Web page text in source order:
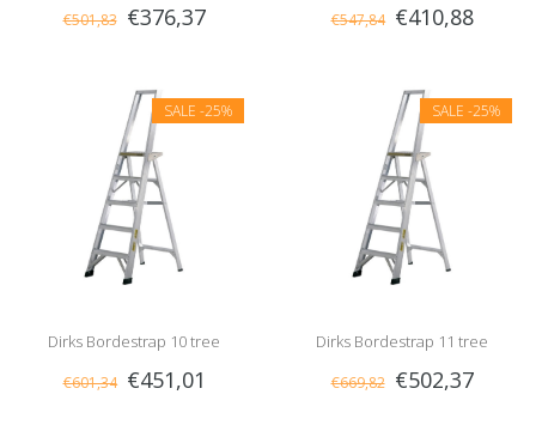
€501,83 €376,37 €547,84 €410,88
SALE -25%
Dirks Bordestrap 10 tree
€601,34 €451,01
SALE -25%
Dirks Bordestrap 11 tree
€669,82 €502,37